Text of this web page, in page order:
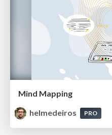
Mind Mapping
helmedeiros
PRO